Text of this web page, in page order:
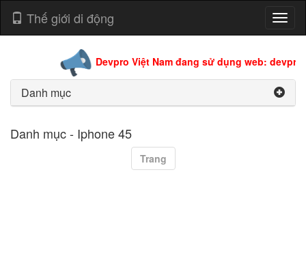
Thế giới di động
Devpro Việt Nam đang sử dụng web:
Danh mục
Danh mục - Iphone 45
Trang